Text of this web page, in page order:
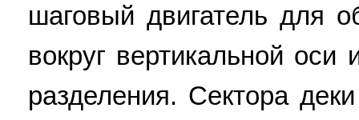
шаговый двигатель для
вокруг вертикальной
разделения. Сектора